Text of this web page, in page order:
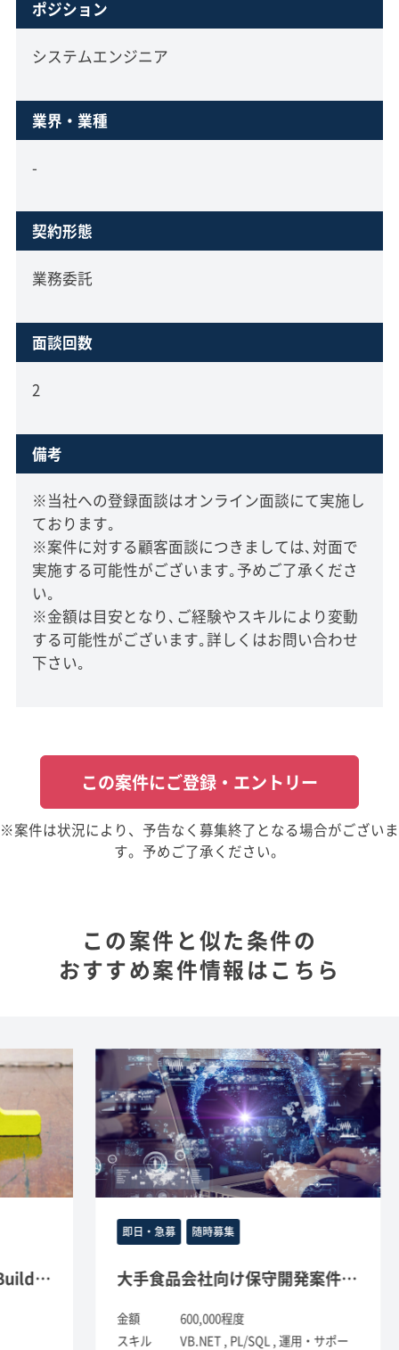
ポジション
システムエンジニア
業界・業種
-
契約形態
業務委託
面談回数
2
備考
※当社への登録面談はオンライン面談にて実施し
ております｡
※案件に対する顧客面談につきましては､対面で
実施する可能性がございます｡予めご了承くださ
い｡
※金額は目安となり､ご経験やスキルにより変動
する可能性がございます｡詳しくはお問い合わせ
下さい｡
この案件にご登録・エントリー
※案件は状況により、予告なく募集終了となる場合がございま
す。予めご了承ください。
この案件と似た条件の
おすすめ案件情報はこちら
(PowerBuilder)
即日・急募 随時募集
大手食品会社向け保守開発案件(VB.NET)
600,000程度
VB.NET , PL/SQL , 運用・サポー